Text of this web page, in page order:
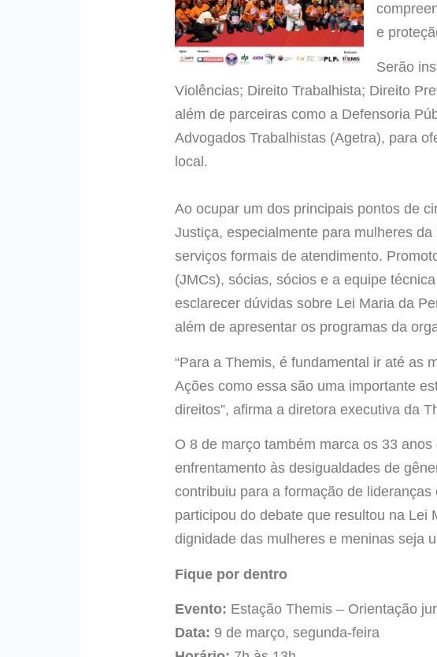
e
Serão
Violências; Direito Trabalhista; Direito
além de parceiras como a Defensoria
Advogados Trabalhistas (Agetra), para
local.
Ao ocupar um dos principais pontos de
Justiça, especialmente para mulheres
serviços formais de atendimento.
(JMCs), sócias, sócios e a equipe
esclarecer dúvidas sobre Lei Maria da
além de apresentar os programas da
“Para a Themis, é fundamental ir até as
Ações como essa são uma importante
direitos”, afirma a diretora executiva da
O 8 de março também marca os 33
enfrentamento às desigualdades de
contribuiu para a formação de
participou do debate que resultou na Lei
dignidade das mulheres e meninas seja
Fique por dentro
Evento: Estação Themis – Orientação
Data: 9 de março, segunda-feira